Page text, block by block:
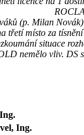
(p. Milan
třetí místo za
situace
nemělo vliv. DS
Ing.